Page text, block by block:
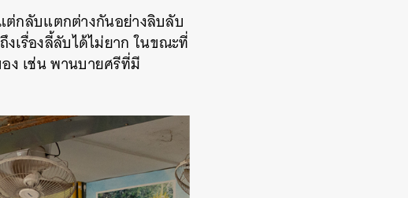
ต่กลับแตกต่างกันอย่างลิบลับ
งเรื่องลี้ลับได้ไม่ยาก ในขณะที่
ง เช่น พานบายศรีที่มี